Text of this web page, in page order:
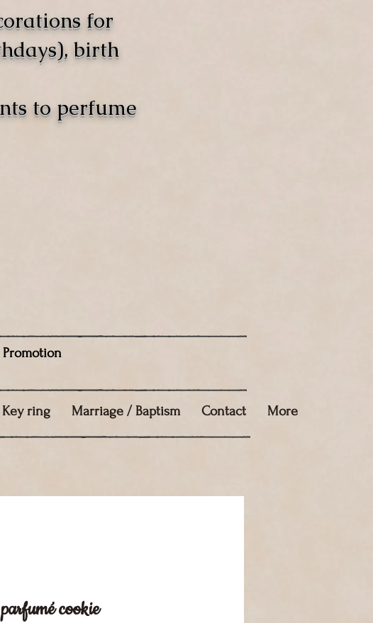
for
birth
to perfume
Promotion
Key ring Marriage / Baptism Contact More
cookie